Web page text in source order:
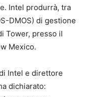
Intel produrrà, tra
DMOS) di gestione
Tower, presso il
Mexico.
Intel e direttore
dichiarato: